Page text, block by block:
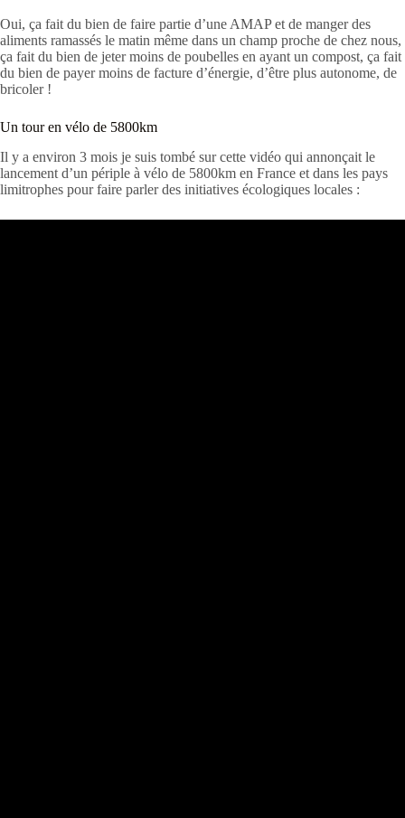
Oui, ça fait du bien de faire partie d’une AMAP et de manger des
aliments ramassés le matin même dans un champ proche de chez nous,
ça fait du bien de jeter moins de poubelles en ayant un compost, ça fait
du bien de payer moins de facture d’énergie, d’être plus autonome, de
bricoler !
Un tour en vélo de 5800km
Il y a environ 3 mois je suis tombé sur cette vidéo qui annonçait le
lancement d’un périple à vélo de 5800km en France et dans les pays
limitrophes pour faire parler des initiatives écologiques locales :